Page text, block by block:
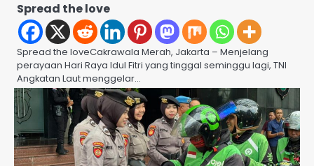
Spread the love
Spread the loveCakrawala Merah, Jakarta – Menjelang
perayaan Hari Raya Idul Fitri yang tinggal seminggu lagi, TNI
Angkatan Laut menggelar…